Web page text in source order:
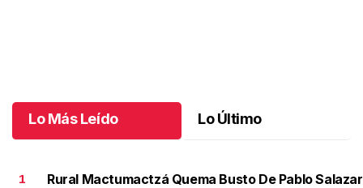
Lo Más Leído Lo Último
1 Rural Mactumactzá Quema Busto De Pablo Salazar